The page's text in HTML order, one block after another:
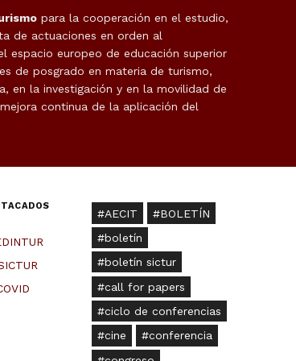
para la cooperación en el estudio,
de actuaciones en orden al
espacio europeo de educación superior
de posgrado en materia de turismo,
en la investigación y en la movilidad de
continua de la aplicación del
AECIT
BOLETÍN
boletín
boletín sictur
call for papers
ciclo de conferencias
cine
conferencia